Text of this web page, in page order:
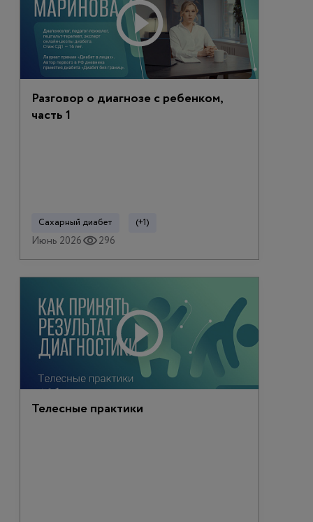
Разговор о диагнозе с ребенком,
часть 1
Сахарный диабет (+1)
Июнь 2026 296
Телесные практики